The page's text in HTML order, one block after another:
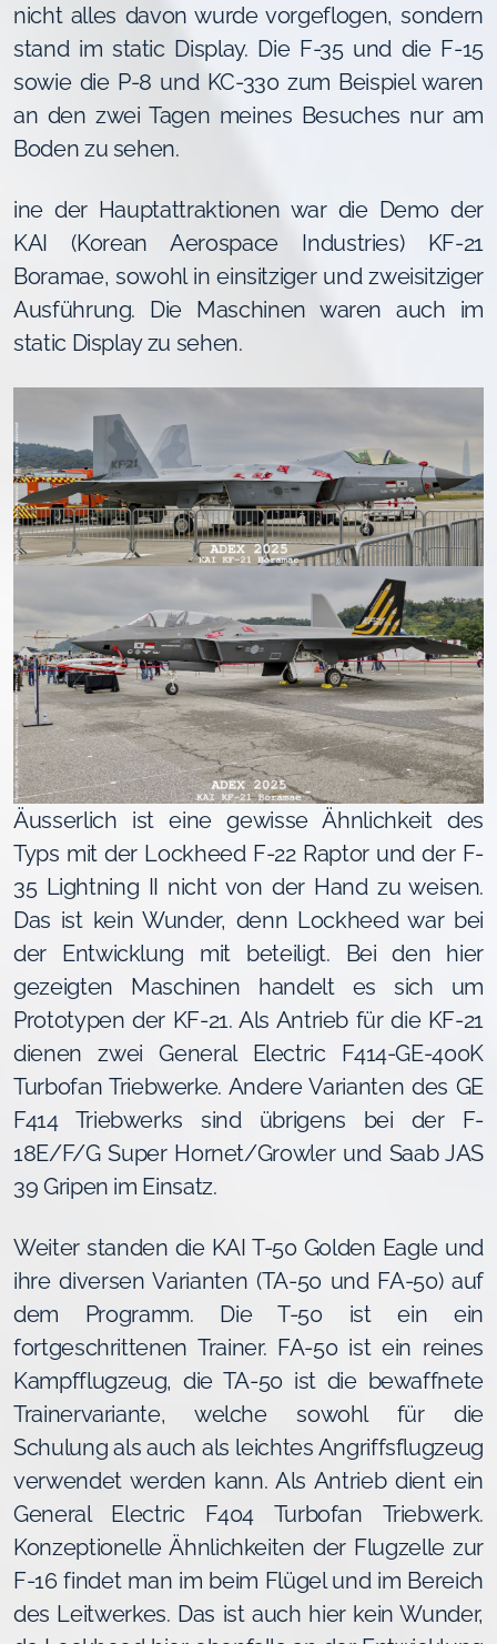
nicht alles davon wurde vorgeflogen, sondern
stand im static Display. Die F-35 und die F-15
sowie die P-8 und KC-330 zum Beispiel waren
an den zwei Tagen meines Besuches nur am
Boden zu sehen.
ine der Hauptattraktionen war die Demo der
KAI (Korean Aerospace Industries) KF-21
Boramae, sowohl in einsitziger und zweisitziger
Ausführung. Die Maschinen waren auch im
static Display zu sehen.
Äusserlich ist eine gewisse Ähnlichkeit des
Typs mit der Lockheed F-22 Raptor und der F-
35 Lightning II nicht von der Hand zu weisen.
Das ist kein Wunder, denn Lockheed war bei
der Entwicklung mit beteiligt. Bei den hier
gezeigten Maschinen handelt es sich um
Prototypen der KF-21. Als Antrieb für die KF-21
dienen zwei General Electric F414-GE-400K
Turbofan Triebwerke. Andere Varianten des GE
F414 Triebwerks sind übrigens bei der F-
18E/F/G Super Hornet/Growler und Saab JAS
39 Gripen im Einsatz.
Weiter standen die KAI T-50 Golden Eagle und
ihre diversen Varianten (TA-50 und FA-50) auf
dem Programm. Die T-50 ist ein ein
fortgeschrittenen Trainer. FA-50 ist ein reines
Kampfflugzeug, die TA-50 ist die bewaffnete
Trainervariante, welche sowohl für die
Schulung als auch als leichtes Angriffsflugzeug
verwendet werden kann. Als Antrieb dient ein
General Electric F404 Turbofan Triebwerk.
Konzeptionelle Ähnlichkeiten der Flugzelle zur
F-16 findet man im beim Flügel und im Bereich
des Leitwerkes. Das ist auch hier kein Wunder,